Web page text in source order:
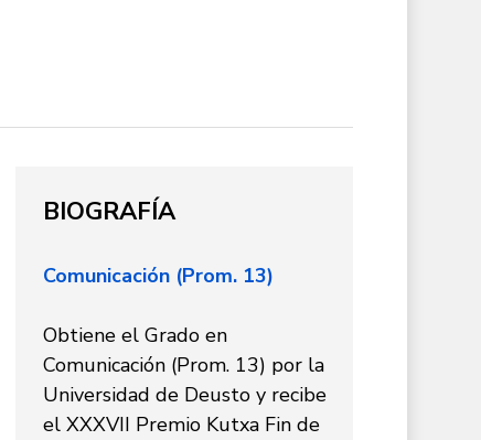
BIOGRAFÍA
Comunicación (Prom. 13)
Obtiene el Grado en
Comunicación (Prom. 13) por la
Universidad de Deusto y recibe
el XXXVII Premio Kutxa Fin de